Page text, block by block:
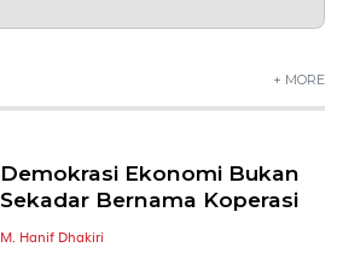
+ MORE
Demokrasi Ekonomi Bukan
Sekadar Bernama Koperasi
M. Hanif Dhakiri